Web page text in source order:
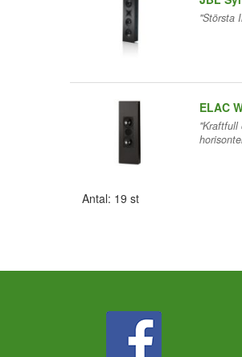
"Största
ELAC
"Kraftfull
Antal: 19 st